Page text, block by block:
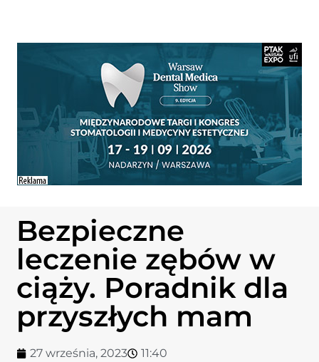
Bezpieczne
leczenie zębów w
ciąży. Poradnik dla
przyszłych mam
27 września, 2023 11:40